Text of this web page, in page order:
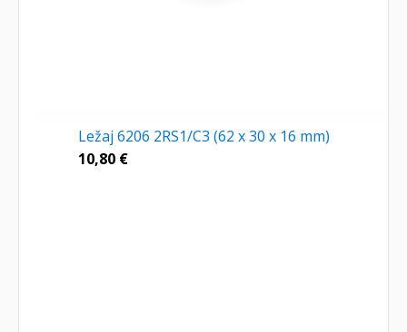
Ležaj 6206 2RS1/C3 (62 x 30 x 16 mm)
10,80 €